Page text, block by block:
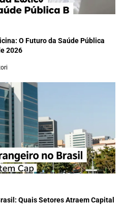
O Futuro da Saúde Pública
2026
Quais Setores Atraem Capital